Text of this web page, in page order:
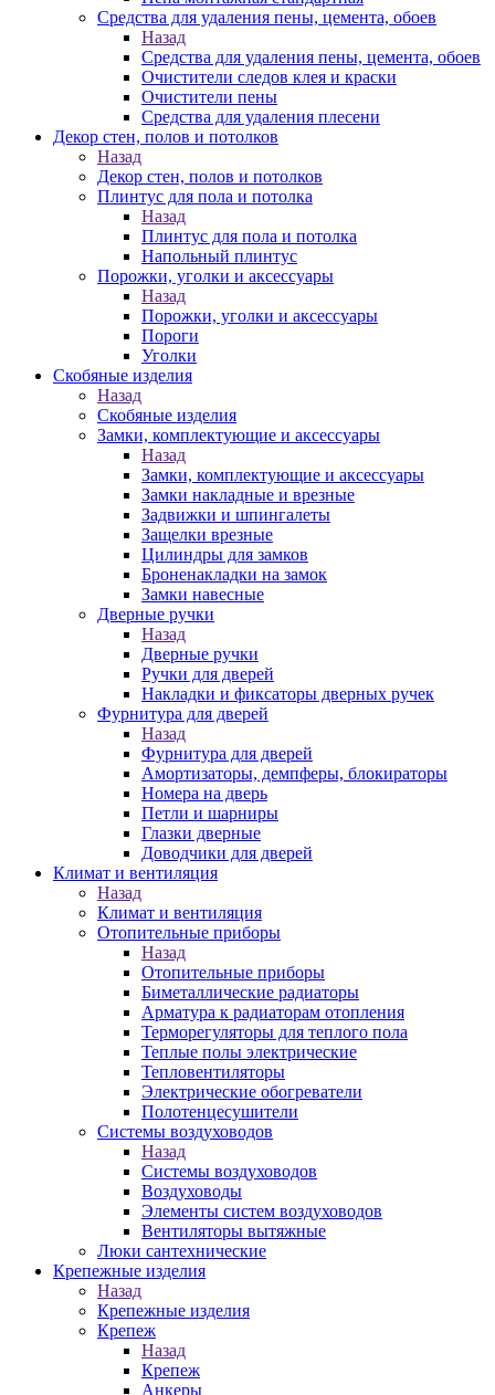
Средства для удаления пены, цемента, обоев
Назад
Средства для удаления пены, цемента, обоев
Очистители следов клея и краски
Очистители пены
Средства для удаления плесени
Декор стен, полов и потолков
Назад
Декор стен, полов и потолков
Плинтус для пола и потолка
Назад
Плинтус для пола и потолка
Напольный плинтус
Порожки, уголки и аксессуары
Назад
Порожки, уголки и аксессуары
Пороги
Уголки
Скобяные изделия
Назад
Скобяные изделия
Замки, комплектующие и аксессуары
Назад
Замки, комплектующие и аксессуары
Замки накладные и врезные
Задвижки и шпингалеты
Защелки врезные
Цилиндры для замков
Броненакладки на замок
Замки навесные
Дверные ручки
Назад
Дверные ручки
Ручки для дверей
Накладки и фиксаторы дверных ручек
Фурнитура для дверей
Назад
Фурнитура для дверей
Амортизаторы, демпферы, блокираторы
Номера на дверь
Петли и шарниры
Глазки дверные
Доводчики для дверей
Климат и вентиляция
Назад
Климат и вентиляция
Отопительные приборы
Назад
Отопительные приборы
Биметаллические радиаторы
Арматура к радиаторам отопления
Терморегуляторы для теплого пола
Теплые полы электрические
Тепловентиляторы
Электрические обогреватели
Полотенцесушители
Системы воздуховодов
Назад
Системы воздуховодов
Воздуховоды
Элементы систем воздуховодов
Вентиляторы вытяжные
Люки сантехнические
Крепежные изделия
Назад
Крепежные изделия
Крепеж
Назад
Крепеж
Анкеры